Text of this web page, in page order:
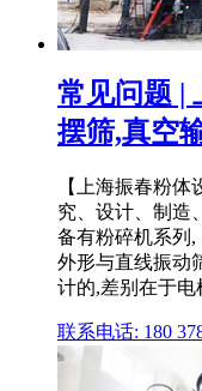
常见问题 |
摆筛,真空
【上海振春粉
究、设计、制造
备有粉碎机系列,
外形与直线振动
计的,差别在于电
联系电话: 180